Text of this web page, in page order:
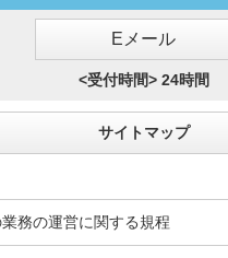
Eメール
<受付時間> 24時間
サイトマップ
務の運営に関する規程